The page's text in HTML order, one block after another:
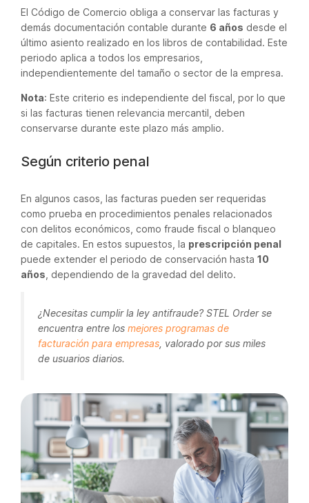
El Código de Comercio obliga a conservar las facturas y
demás documentación contable durante 6 años desde el
último asiento realizado en los libros de contabilidad. Este
periodo aplica a todos los empresarios,
independientemente del tamaño o sector de la empresa.
Nota: Este criterio es independiente del fiscal, por lo que
si las facturas tienen relevancia mercantil, deben
conservarse durante este plazo más amplio.
Según criterio penal
En algunos casos, las facturas pueden ser requeridas
como prueba en procedimientos penales relacionados
con delitos económicos, como fraude fiscal o blanqueo
de capitales. En estos supuestos, la prescripción penal
puede extender el periodo de conservación hasta 10
años , dependiendo de la gravedad del delito.
¿Necesitas cumplir la ley antifraude? STEL Order se
encuentra entre los mejores programas de
facturación para empresas , valorado por sus miles
de usuarios diarios.